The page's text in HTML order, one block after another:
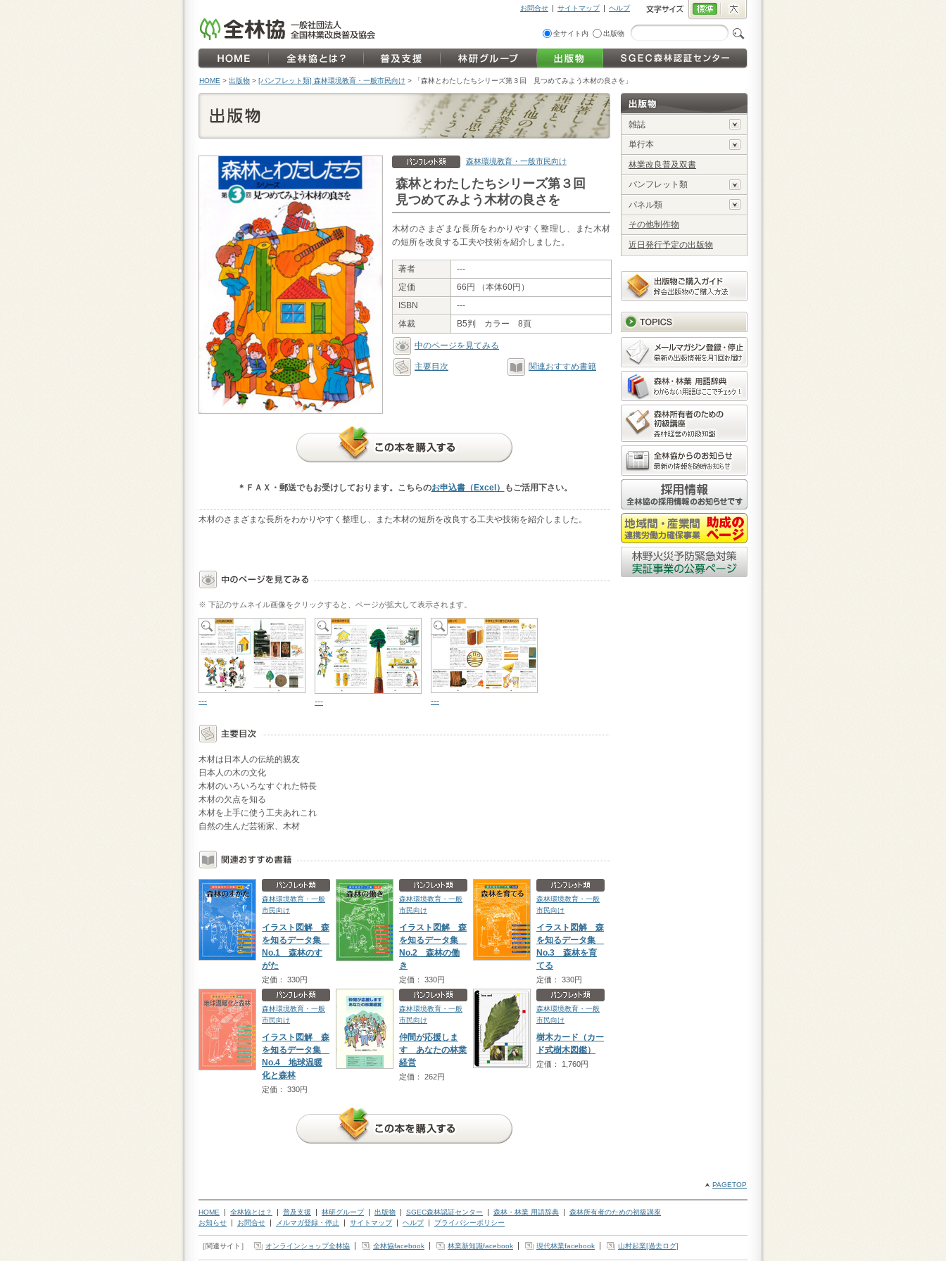
お問合せ サイトマップ ヘルプ
全サイト内 出版物
HOME > 出版物 > [パンフレット類] 森林環境教育・一般市民向け > 「森林とわたしたちシリーズ第３回 見つめてみよう木材の良さを」
森林環境教育・一般市民向け
森林とわたしたちシリーズ第３回
見つめてみよう木材の良さを
木材のさまざまな長所をわかりやすく整理し、また木材
の短所を改良する工夫や技術を紹介しました。
著者
---
定価
66円 （本体60円）
ISBN
---
体裁
B5判 カラー 8頁
中のページを見てみる
主要目次 関連おすすめ書籍
＊ＦＡＸ・郵送でもお受けしております。こちらのお申込書（Excel） もご活用下さい。
木材のさまざまな長所をわかりやすく整理し、また木材の短所を改良する工夫や技術を紹介しました。
※ 下記のサムネイル画像をクリックすると、ページが拡大して表示されます。
--- --- ---
木材は日本人の伝統的親友
日本人の木の文化
木材のいろいろなすぐれた特長
木材の欠点を知る
木材を上手に使う工夫あれこれ
自然の生んだ芸術家、木材
森林環境教育・一般
市民向け
イラスト図解 森
を知るデータ集
No.1 森林のす
がた
定価： 330円
森林環境教育・一般
市民向け
イラスト図解 森
を知るデータ集
No.2 森林の働
き
定価： 330円
森林環境教育・一般
市民向け
イラスト図解 森
を知るデータ集
No.3 森林を育
てる
定価： 330円
森林環境教育・一般
市民向け
イラスト図解 森
を知るデータ集
No.4 地球温暖
化と森林
定価： 330円
森林環境教育・一般
市民向け
仲間が応援しま
す あなたの林業
経営
定価： 262円
森林環境教育・一般
市民向け
樹木カード（カー
ド式樹木図鑑）
定価： 1,760円
雑誌
単行本
林業改良普及双書
パンフレット類
パネル類
その他制作物
近日発行予定の出版物
PAGETOP
HOME 全林協とは？ 普及支援 林研グループ 出版物 SGEC森林認証センター 森林・林業 用語辞典
森林所有者のための初級講座
お知らせ
お問合せ メルマガ登録・停止 サイトマップ ヘルプ プライバシーポリシー
［関連サイト］ オンラインショップ全林協 全林協facebook 林業新知識facebook 現代林業facebook 山村起業[過去ログ]